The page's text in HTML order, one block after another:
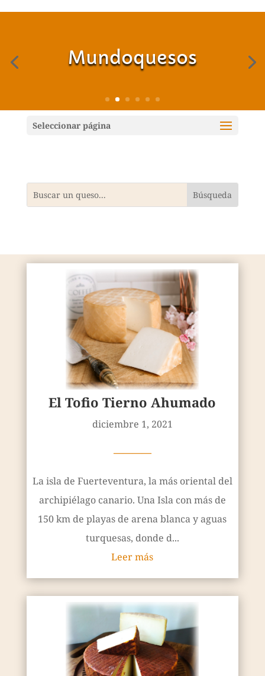
Mundoquesos
Seleccionar página
El Tofio Tierno Ahumado
diciembre 1, 2021
————
La isla de Fuerteventura, la más oriental del
archipiélago canario. Una Isla con más de
150 km de playas de arena blanca y aguas
turquesas, donde d...
Leer más